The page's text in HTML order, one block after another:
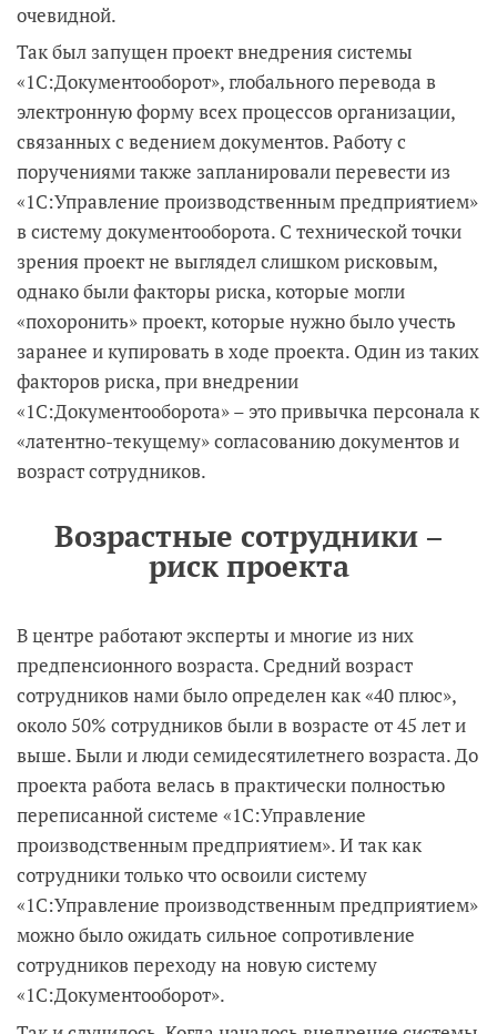
очевидной.
Так был запущен проект внедрения системы
«1С:Документооборот», глобального перевода в
электронную форму всех процессов организации,
связанных с ведением документов. Работу с
поручениями также запланировали перевести из
«1С:Управление производственным предприятием»
в систему документооборота. С технической точки
зрения проект не выглядел слишком рисковым,
однако были факторы риска, которые могли
«похоронить» проект, которые нужно было учесть
заранее и купировать в ходе проекта. Один из таких
факторов риска, при внедрении
«1С:Документооборота» – это привычка персонала к
«латентно-текущему» согласованию документов и
возраст сотрудников.
Возрастные сотрудники –
риск проекта
В центре работают эксперты и многие из них
предпенсионного возраста. Средний возраст
сотрудников нами было определен как «40 плюс»,
около 50% сотрудников были в возрасте от 45 лет и
выше. Были и люди семидесятилетнего возраста. До
проекта работа велась в практически полностью
переписанной системе «1С:Управление
производственным предприятием». И так как
сотрудники только что освоили систему
«1С:Управление производственным предприятием»
можно было ожидать сильное сопротивление
сотрудников переходу на новую систему
«1С:Документооборот».